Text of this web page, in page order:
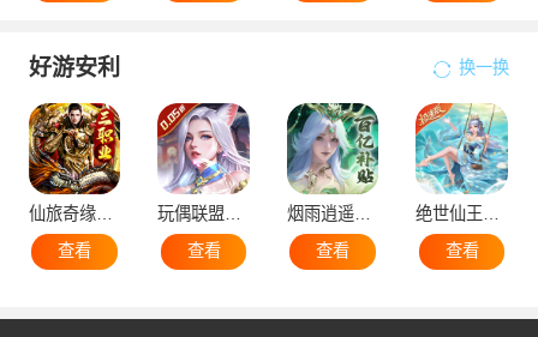
好游安利 换一换
仙旅奇缘（经典传奇三职业）
查看
玩偶联盟（0.05折开局领SR侍神）
查看
烟雨逍遥（5折30倍返利版）
查看
绝世仙王（极速发育版）
查看